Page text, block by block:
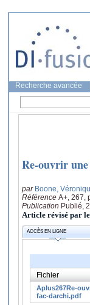
Recherche avancée
Re-ouvrir
par Boone,
Référence A+, 267,
Publication Publié,
Article révisé par
ACCÈS EN LIGNE
Fichier
Aplus267Re-
fac-darchi.pdf